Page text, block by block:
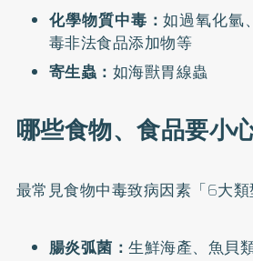
化學物質中毒：如過氧化氫
毒非法食品添加物等
寄生蟲： 如海獸胃線蟲
哪些食物、食品要小
最常見食物中毒致病因素「6大類
腸炎弧菌：生鮮海產、魚貝